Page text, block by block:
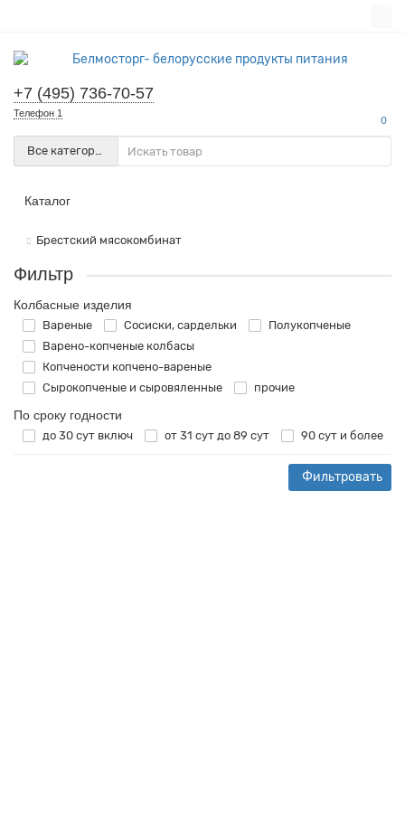
+7 (495) 736-70-57
Телефон 1
0
Все категории
Каталог
Брестский мясокомбинат
Фильтр
Колбасные изделия
Вареные Сосиски, сардельки
Полукопченые
Варено-копченые колбасы
Копчености копчено-вареные
Сырокопченые и сыровяленные
прочие
По сроку годности
до 30 сут включ от 31 сут до 89 сут 90 сут и более
Фильтровать